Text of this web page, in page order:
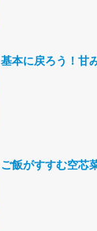
基本に戻ろう！甘
ご飯がすすむ空芯